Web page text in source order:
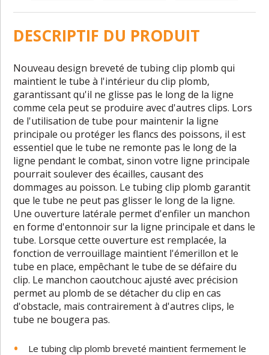
DESCRIPTIF DU PRODUIT
Nouveau design breveté de tubing clip plomb qui
maintient le tube à l'intérieur du clip plomb,
garantissant qu'il ne glisse pas le long de la ligne
comme cela peut se produire avec d'autres clips. Lors
de l'utilisation de tube pour maintenir la ligne
principale ou protéger les flancs des poissons, il est
essentiel que le tube ne remonte pas le long de la
ligne pendant le combat, sinon votre ligne principale
pourrait soulever des écailles, causant des
dommages au poisson. Le tubing clip plomb garantit
que le tube ne peut pas glisser le long de la ligne.
Une ouverture latérale permet d'enfiler un manchon
en forme d'entonnoir sur la ligne principale et dans le
tube. Lorsque cette ouverture est remplacée, la
fonction de verrouillage maintient l'émerillon et le
tube en place, empêchant le tube de se défaire du
clip. Le manchon caoutchouc ajusté avec précision
permet au plomb de se détacher du clip en cas
d'obstacle, mais contrairement à d'autres clips, le
tube ne bougera pas.
Le tubing clip plomb breveté maintient fermement le